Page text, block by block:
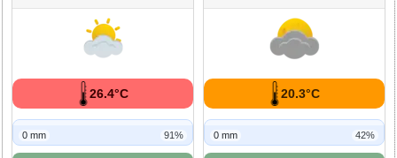
26.4°C
0 mm 91%
20.3°C
0 mm 42%